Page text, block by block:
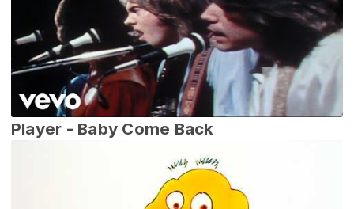
Player - Baby Come Back